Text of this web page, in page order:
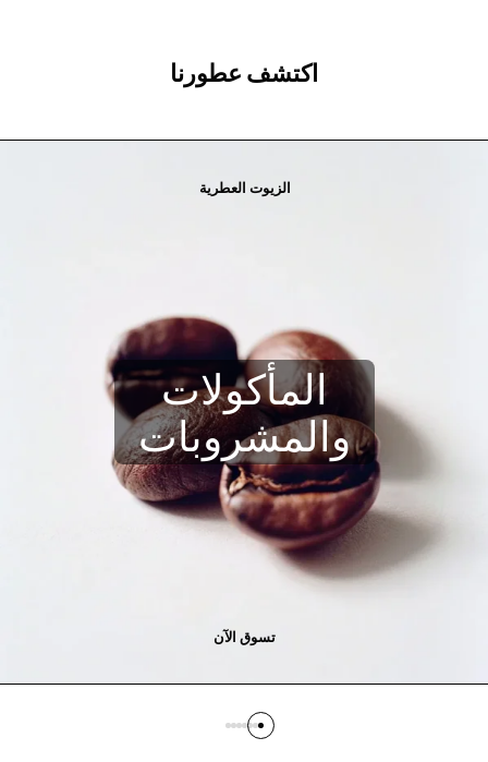
اكتشف عطورنا
الزيوت العطرية
فريش
تسوق الآن